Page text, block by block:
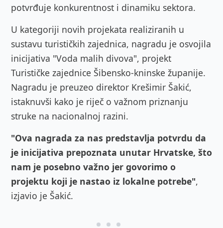
potvrđuje konkurentnost i dinamiku sektora.
U kategoriji novih projekata realiziranih u
sustavu turističkih zajednica, nagradu je osvojila
inicijativa "Voda malih divova", projekt
Turističke zajednice Šibensko-kninske županije.
Nagradu je preuzeo direktor Krešimir Šakić,
istaknuvši kako je riječ o važnom priznanju
struke na nacionalnoj razini.
"Ova nagrada za nas predstavlja potvrdu da
je inicijativa prepoznata unutar Hrvatske, što
nam je posebno važno jer govorimo o
projektu koji je nastao iz lokalne potrebe",
izjavio je Šakić.